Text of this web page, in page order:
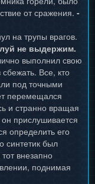
от сражения. -
на трупы врагов.
не выдержим.
выполнил свою
Все, кто
под точными
перемещался
и странно вращая
прислушивается
определить его
синтетик был
внезапно
поднимая